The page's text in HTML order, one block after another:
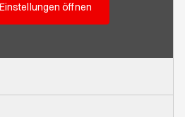
öffnen